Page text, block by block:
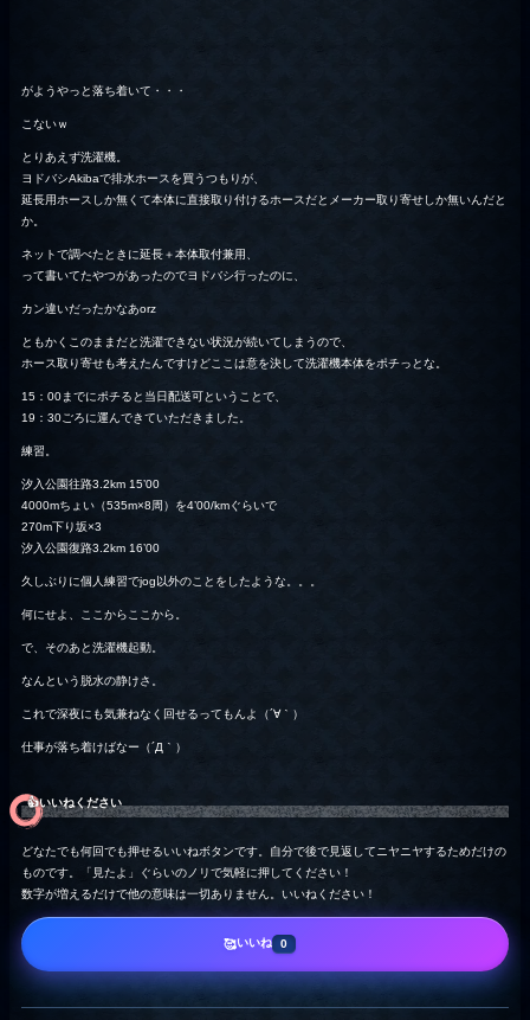
がようやっと落ち着いて・・・
こないｗ
とりあえず洗濯機。
ヨドバシAkibaで排水ホースを買うつもりが、
延長用ホースしか無くて本体に直接取り付けるホースだとメーカー取り寄せしか無いんだと
か。
ネットで調べたときに延長＋本体取付兼用、
って書いてたやつがあったのでヨドバシ行ったのに、
カン違いだったかなあorz
ともかくこのままだと洗濯できない状況が続いてしまうので、
ホース取り寄せも考えたんですけどここは意を決して洗濯機本体をポチっとな。
15：00までにポチると当日配送可ということで、
19：30ごろに運んできていただきました。
練習。
汐入公園往路3.2km 15’00
4000mちょい（535m×8周）を4’00/kmぐらいで
270m下り坂×3
汐入公園復路3.2km 16’00
久しぶりに個人練習でjog以外のことをしたような。。。
何にせよ、ここからここから。
で、そのあと洗濯機起動。
なんという脱水の静けさ。
これで深夜にも気兼ねなく回せるってもんよ（´∀｀）
仕事が落ち着けばなー（´Д｀）
👍️いいねください
どなたでも何回でも押せるいいねボタンです。自分で後で見返してニヤニヤするためだけの
ものです。「見たよ」ぐらいのノリで気軽に押してください！
数字が増えるだけで他の意味は一切ありません。いいねください！
🥰いいね 0